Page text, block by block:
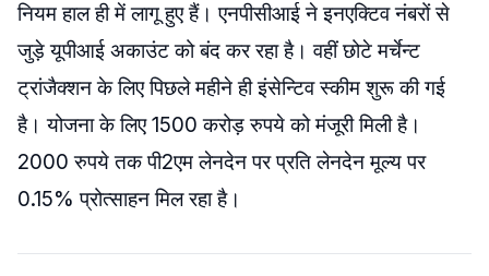
नियम हाल ही में लागू हुए हैं। एनपीसीआई ने इनएक्टिव नंबरों से
जुड़े यूपीआई अकाउंट को बंद कर रहा है। वहीं छोटे मर्चेन्ट
ट्रांजैक्शन के लिए पिछले महीने ही इंसेन्टिव स्कीम शुरू की गई
है। योजना के लिए 1500 करोड़ रुपये को मंजूरी मिली है।
2000 रुपये तक पी2एम लेनदेन पर प्रति लेनदेन मूल्य पर
0.15% प्रोत्साहन मिल रहा है।